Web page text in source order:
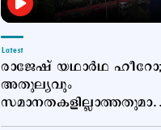
Latest
രാജേഷ് യഥാർഥ ഹീറോ;
അതുല്യവും